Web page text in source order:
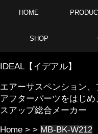
HOME
SHOP
IDEAL【イデアル】
エアーサスペンション
アフターパーツをはじ
スアップ総合メーカー
Home > > MB-BK-W212